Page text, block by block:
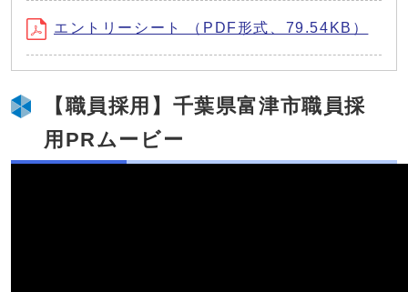
エントリーシート （PDF形式、79.54KB）
【職員採用】千葉県富津市職員採
用PRムービー